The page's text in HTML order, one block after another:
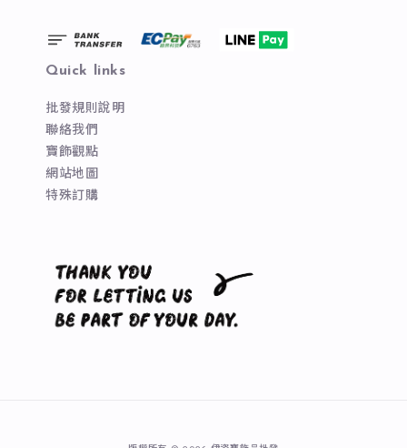
Quick links
批發規則說明
聯絡我們
寶飾觀點
網站地圖
特殊訂購